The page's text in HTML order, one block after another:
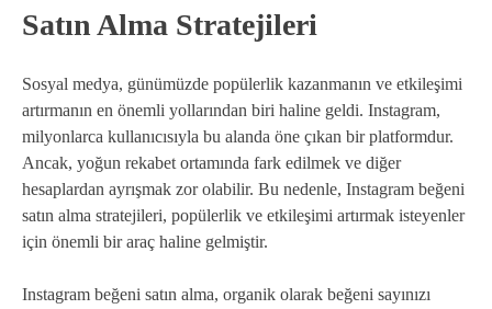
Satın Alma Stratejileri
Sosyal medya, günümüzde popülerlik kazanmanın ve etkileşimi
artırmanın en önemli yollarından biri haline geldi. Instagram,
milyonlarca kullanıcısıyla bu alanda öne çıkan bir platformdur.
Ancak, yoğun rekabet ortamında fark edilmek ve diğer
hesaplardan ayrışmak zor olabilir. Bu nedenle, Instagram beğeni
satın alma stratejileri, popülerlik ve etkileşimi artırmak isteyenler
için önemli bir araç haline gelmiştir.
Instagram beğeni satın alma, organik olarak beğeni sayınızı